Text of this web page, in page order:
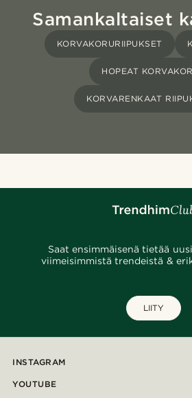
Samankaltaiset
KORVAKORURIIPUKSET
HOPEAT
KORVARENKAAT
Saat ensimmäisenä tietää
viimeisimmistä trendeistä &
LIITY
INSTAGRAM
YOUTUBE